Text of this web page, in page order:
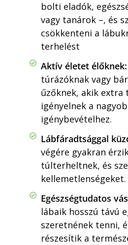
bolti eladók,
vagy tanárok –, és
csökkenteni a
terhelést
Aktív életet élőknek:
túrázóknak vagy
űzőknek, akik extra
igényelnek a
igénybevételhez.
Lábfáradtsággal
végére gyakran
túlterheltnek, és
kellemetlenségeket.
Egészségtudatos
lábaik hosszú távú
szeretnének tenni,
részesítik a